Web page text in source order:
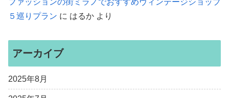
ファッションの街ミラノでおすすめヴィンテージショップ
５巡りプラン に はるか より
アーカイブ
2025年8月